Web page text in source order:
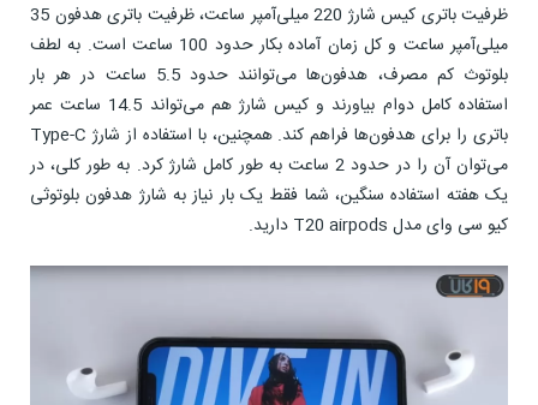
ظرفیت باتری کیس شارژ 220 میلی‌آمپر ساعت، ظرفیت باتری هدفون 35
میلی‌آمپر ساعت و کل زمان آماده بکار حدود 100 ساعت است. به لطف
بلوتوث کم مصرف، هدفون‌ها می‌توانند حدود 5.5 ساعت در هر بار
استفاده کامل دوام بیاورند و کیس شارژ هم می‌تواند 14.5 ساعت عمر
باتری را برای هدفون‌ها فراهم کند. همچنین، با استفاده از شارژ Type-C
می‌توان آن را در حدود 2 ساعت به طور کامل شارژ کرد. به طور کلی، در
یک هفته استفاده سنگین، شما فقط یک بار نیاز به شارژ هدفون بلوتوثی
کیو سی وای مدل T20 airpods دارید.